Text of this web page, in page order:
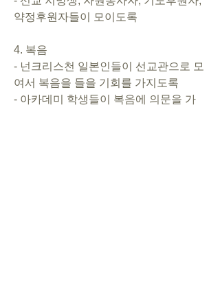
약정후원자들이 모이도록
4. 복음
- 넌크리스천 일본인들이 선교관으로 모
여서 복음을 들을 기회를 가지도록
- 아카데미 학생들이 복음에 의문을 가